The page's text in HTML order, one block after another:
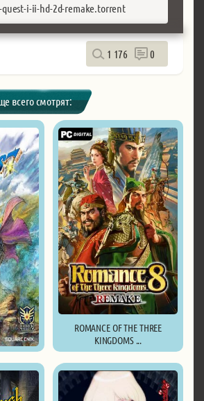
quest-i-ii-hd-2d-remake.torrent
1 176 0
всего смотрят:
ROMANCE OF THE THREE
KINGDOMS ...